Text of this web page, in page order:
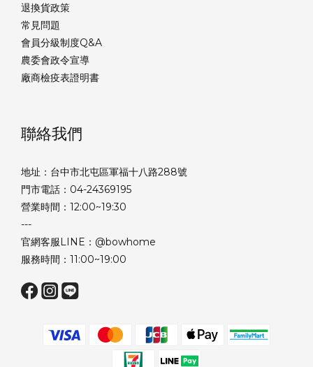
退換貨政策
常見問題
會員分級制度Q&A
農委會政令宣導
廠商檢疫表證明書
聯絡我們
地址：台中市北屯區軍福十八路288號
門市電話：04-24369195
營業時間：12:00~19:30
---
官網客服LINE：@bowhome
服務時間：11:00~19:00